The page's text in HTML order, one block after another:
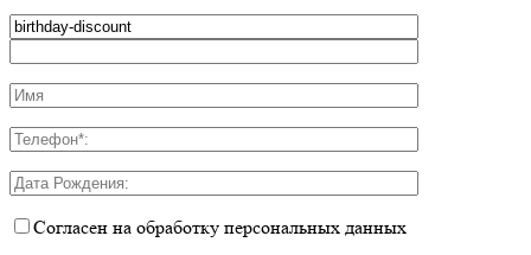
Согласен на обработку персональных данных